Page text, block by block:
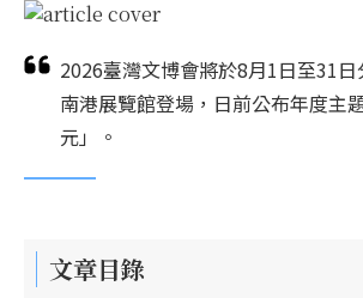
2026臺灣文博會將於8月1日至31日
南港展覽館登場，日前公布年度主
元」。
文章目錄